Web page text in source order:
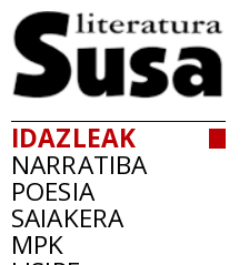
IDAZLEAK
NARRATIBA
POESIA
SAIAKERA
MPK